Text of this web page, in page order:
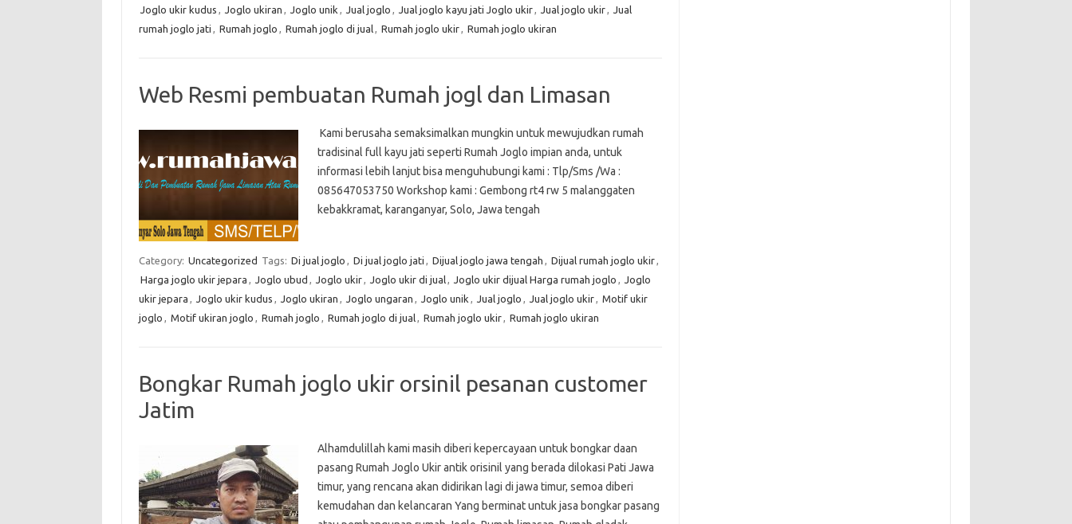
Joglo ukir kudus , Joglo ukiran , Joglo unik , Jual joglo , Jual joglo kayu jati Joglo ukir, Jual joglo ukir, Jual
rumah joglo jati , Rumah joglo , Rumah joglo di jual, Rumah joglo ukir, Rumah joglo ukiran
Web Resmi pembuatan Rumah jogl dan Limasan
Kami berusaha semaksimalkan mungkin untuk mewujudkan rumah
tradisinal full kayu jati seperti Rumah Joglo impian anda, untuk
informasi lebih lanjut bisa menguhubungi kami : Tlp/Sms /Wa :
085647053750 Workshop kami : Gembong rt4 rw 5 malanggaten
kebakkramat, karanganyar, Solo, Jawa tengah
Category: Uncategorized Tags: Di jual joglo , Di jual joglo jati , Dijual joglo jawa tengah , Dijual rumah joglo ukir,
Harga joglo ukir jepara , Joglo ubud , Joglo ukir, Joglo ukir di jual, Joglo ukir dijual Harga rumah joglo , Joglo
ukir jepara , Joglo ukir kudus , Joglo ukiran , Joglo ungaran , Joglo unik , Jual joglo , Jual joglo ukir, Motif ukir
joglo , Motif ukiran joglo , Rumah joglo , Rumah joglo di jual, Rumah joglo ukir, Rumah joglo ukiran
Bongkar Rumah joglo ukir orsinil pesanan customer
Jatim
Alhamdulillah kami masih diberi kepercayaan untuk bongkar daan
pasang Rumah Joglo Ukir antik orisinil yang berada dilokasi Pati Jawa
timur, yang rencana akan didirikan lagi di jawa timur, semoa diberi
kemudahan dan kelancaran Yang berminat untuk jasa bongkar pasang